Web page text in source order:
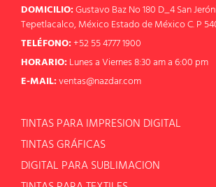
DOMICILIO:Gustavo Baz No 180 D_4 San
Tepetlacalco, México Estado de México C. P
TELÉFONO:+52 55 4777 1900
HORARIO: Lunes a Viernes 8:30 am a 6:00 pm
E-MAIL:ventas@nazdar.com
TINTAS PARA IMPRESION DIGITAL
TINTAS GRÁFICAS
DIGITAL PARA SUBLIMACION